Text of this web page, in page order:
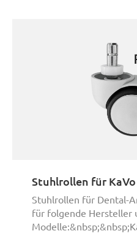
Stuhlrollen für KaVo
Stuhlrollen für Dental-
für folgende Hersteller